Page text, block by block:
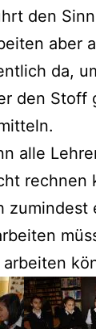
den
aber
da,
den Stoff
alle
rechnen
zumindest